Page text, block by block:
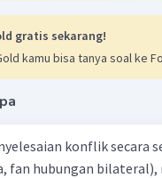
gratis sekarang!
kamu bisa tanya soal ke
konflik secara
fan hubungan